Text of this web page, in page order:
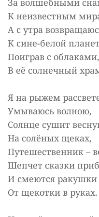
За волшебными
К неизвестным
А с утра
К сине-белой
Поиграв с облаками,
В её солнечный
Я на рыжем
Умываюсь волною,
Солнце сушит
На солёных щеках,
Путешественник –
Шепчет сказки
И смеются ракушки
От щекотки в руках.